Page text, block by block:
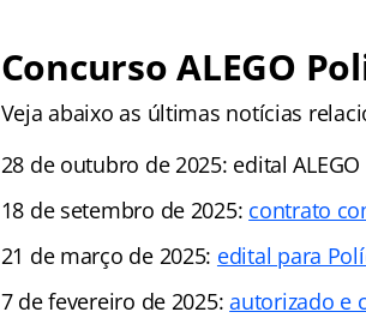
Concurso ALEGO
Veja abaixo as últimas notícias
28 de outubro de 2025: edital
18 de setembro de 2025: contrato
21 de março de 2025: edital para
7 de fevereiro de 2025:autorizado e